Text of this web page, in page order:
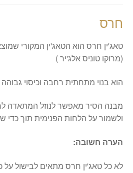
חרס
טאג'ין חרס הוא הטאג'ין המקורי
(מרוקו טוניס אלג'יר )
הוא בנוי מתחתית רחבה וכיסוי
מבנה הסיר מאפשר לנוזל המתאדה
ולשמור על הלחות הפנימית תוך כדי
הערה חשובה:
לא כל טאג'ין חרס מתאים לבישול על